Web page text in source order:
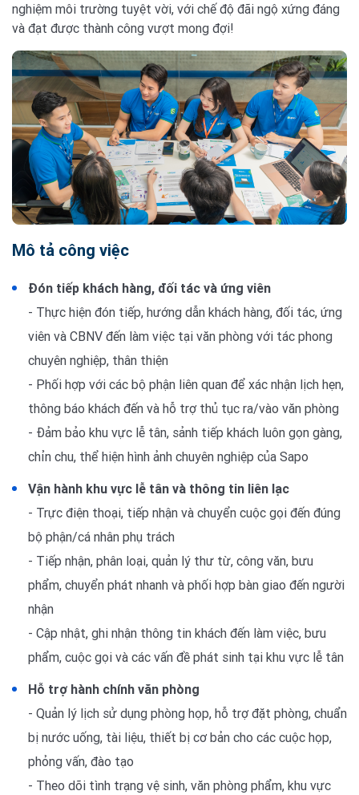
nghiệm môi trường tuyệt vời, với chế độ đãi ngộ xứng đáng
và đạt được thành công vượt mong đợi!
Mô tả công việc
Đón tiếp khách hàng, đối tác và ứng viên
- Thực hiện đón tiếp, hướng dẫn khách hàng, đối tác, ứng
viên và CBNV đến làm việc tại văn phòng với tác phong
chuyên nghiệp, thân thiện
- Phối hợp với các bộ phận liên quan để xác nhận lịch hẹn,
thông báo khách đến và hỗ trợ thủ tục ra/vào văn phòng
- Đảm bảo khu vực lễ tân, sảnh tiếp khách luôn gọn gàng,
chỉn chu, thể hiện hình ảnh chuyên nghiệp của Sapo
Vận hành khu vực lễ tân và thông tin liên lạc
- Trực điện thoại, tiếp nhận và chuyển cuộc gọi đến đúng
bộ phận/cá nhân phụ trách
- Tiếp nhận, phân loại, quản lý thư từ, công văn, bưu
phẩm, chuyển phát nhanh và phối hợp bàn giao đến người
nhận
- Cập nhật, ghi nhận thông tin khách đến làm việc, bưu
phẩm, cuộc gọi và các vấn đề phát sinh tại khu vực lễ tân
Hỗ trợ hành chính văn phòng
- Quản lý lịch sử dụng phòng họp, hỗ trợ đặt phòng, chuẩn
bị nước uống, tài liệu, thiết bị cơ bản cho các cuộc họp,
phỏng vấn, đào tạo
- Theo dõi tình trạng vệ sinh, văn phòng phẩm, khu vực